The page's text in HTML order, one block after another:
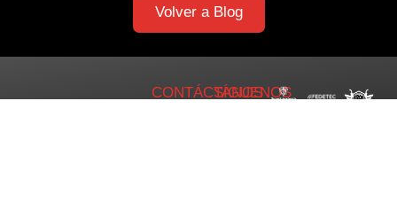
Volver a Blog
CONTÁCTANOS
SÍGUENOS